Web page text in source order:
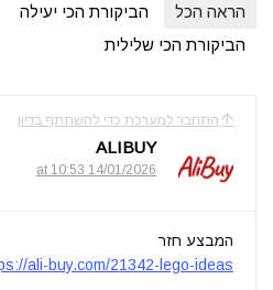
הראה הכל הביקורת הכי יעילה
הביקורת הכי שלילית
התחבר למערכת כדי להשתתף בדיון
ALIBUY
14/01/2026 at 10:53
המבצע חזר
ali-buy.com/21342-lego-ideas/